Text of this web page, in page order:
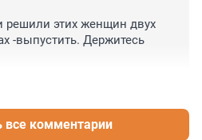
решили этих женщин двух
-выпустить. Держитесь
все комментарии